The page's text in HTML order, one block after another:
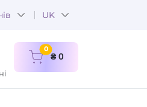
UK
0items in cart
₴ 0